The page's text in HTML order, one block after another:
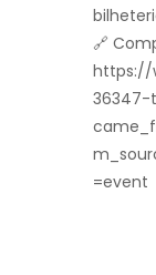
🔗
https://
36347-
=event